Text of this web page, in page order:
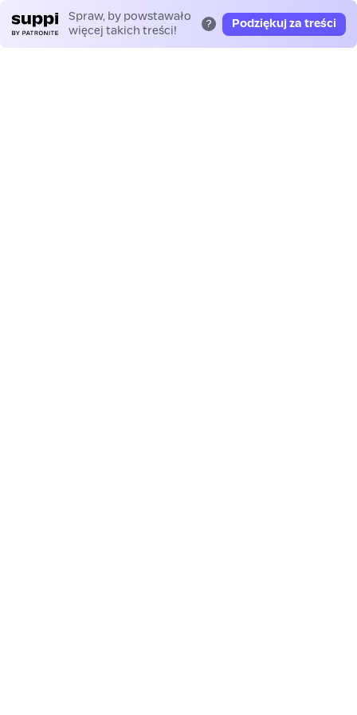
Spraw, by powstawało
więcej takich treści!
? Podziękuj za treści